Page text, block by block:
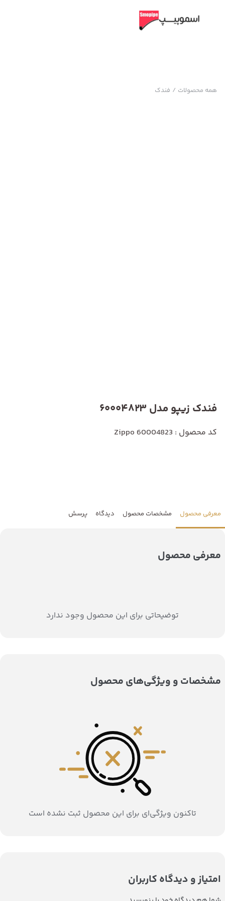
همه محصولات / فندک
فندک زیپو مدل 60004823
کد محصول : Zippo 60004823
معرفی محصول مشخصات محصول دیدگاه پرسش
معرفی محصول
توضیحاتی برای این محصول وجود ندارد
مشخصات و ویژگی‌های محصول
تاکنون ویژگی‌ای برای این محصول ثبت نشده است
امتیاز و دیدگاه کاربران